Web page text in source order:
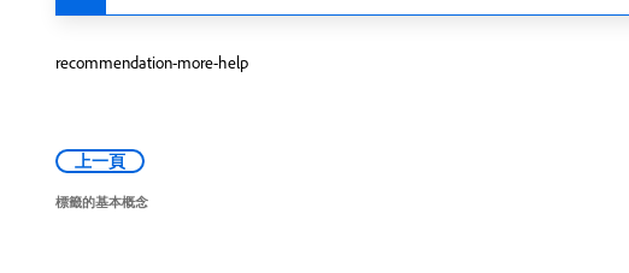
recommendation-more-help
上一頁
標籤的基本概念